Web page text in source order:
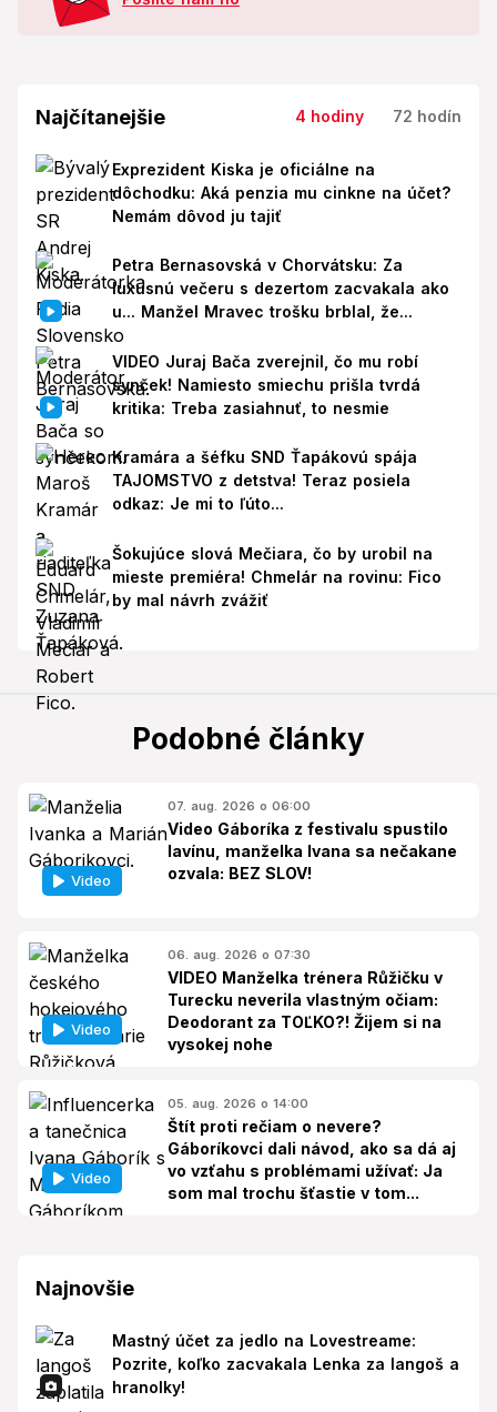
Najčítanejšie 4 hodiny 72 hodín
Exprezident Kiska je oficiálne na
dôchodku: Aká penzia mu cinkne na účet?
Nemám dôvod ju tajiť
Petra Bernasovská v Chorvátsku: Za
luxusnú večeru s dezertom zacvakala ako
u... Manžel Mravec trošku brblal, že...
VIDEO Juraj Bača zverejnil, čo mu robí
synček! Namiesto smiechu prišla tvrdá
kritika: Treba zasiahnuť, to nesmie
Kramára a šéfku SND Ťapákovú spája
TAJOMSTVO z detstva! Teraz posiela
odkaz: Je mi to ľúto...
Šokujúce slová Mečiara, čo by urobil na
mieste premiéra! Chmelár na rovinu: Fico
by mal návrh zvážiť
Podobné články
Video
07. aug. 2026 o 06:00
Video Gáboríka z festivalu spustilo
lavínu, manželka Ivana sa nečakane
ozvala: BEZ SLOV!
Video
06. aug. 2026 o 07:30
VIDEO Manželka trénera Růžičku v
Turecku neverila vlastným očiam:
Deodorant za TOĽKO?! Žijem si na
vysokej nohe
Video
05. aug. 2026 o 14:00
Štít proti rečiam o nevere?
Gáboríkovci dali návod, ako sa dá aj
vo vzťahu s problémami užívať: Ja
som mal trochu šťastie v tom...
Najnovšie
Mastný účet za jedlo na Lovestreame:
Pozrite, koľko zacvakala Lenka za langoš a
hranolky!